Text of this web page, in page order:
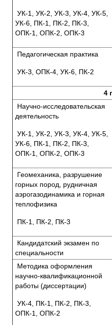
УК-1, УК-2, УК-3, УК-4, УК-5,
УК-6, ПК-1, ПК-2, ПК-3,
ОПК-1, ОПК-2, ОПК-3
Педагогическая практика
УК-3, ОПК-4, УК-6, ПК-2
4
Научно-исследовательская
деятельность
УК-1, УК-2, УК-3, УК-4, УК-5,
УК-6, ПК-1, ПК-2, ПК-3,
ОПК-1, ОПК-2, ОПК-3
Геомеханика, разрушение
горных пород, рудничная
аэрогазодинамика и горная
теплофизика
ПК-1, ПК-2, ПК-3
Кандидатский экзамен по
специальности
Методика оформления
научно-квалификационной
работы (диссертации)
УК-4, ПК-1, ПК-2, ПК-3,
ОПК-1, ОПК-2